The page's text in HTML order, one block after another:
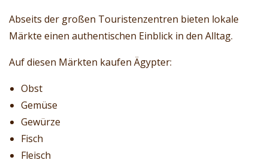
Abseits der großen Touristenzentren bieten lokale
Märkte einen authentischen Einblick in den Alltag.
Auf diesen Märkten kaufen Ägypter:
Obst
Gemüse
Gewürze
Fisch
Fleisch